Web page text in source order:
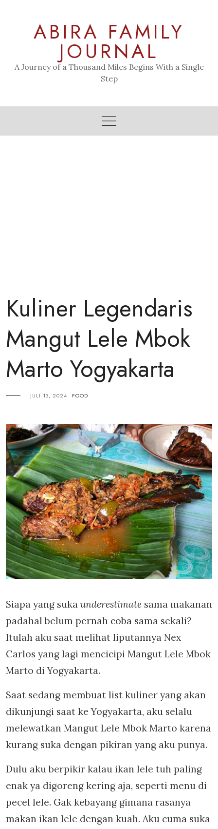
ABIRA FAMILY
JOURNAL
A Journey of a Thousand Miles Begins With a Single
Step
Kuliner Legendaris
Mangut Lele Mbok
Marto Yogyakarta
JULI 13, 2024 FOOD
Siapa yang suka underestimate sama makanan
padahal belum pernah coba sama sekali?
Itulah aku saat melihat liputannya Nex
Carlos yang lagi mencicipi Mangut Lele Mbok
Marto di Yogyakarta.
Saat sedang membuat list kuliner yang akan
dikunjungi saat ke Yogyakarta, aku selalu
melewatkan Mangut Lele Mbok Marto karena
kurang suka dengan pikiran yang aku punya.
Dulu aku berpikir kalau ikan lele tuh paling
enak ya digoreng kering aja, seperti menu di
pecel lele. Gak kebayang gimana rasanya
makan ikan lele dengan kuah. Aku cuma suka